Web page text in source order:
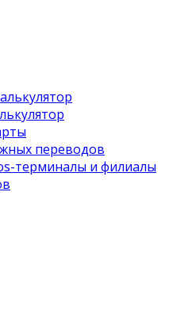
переводов
терминалы и филиалы